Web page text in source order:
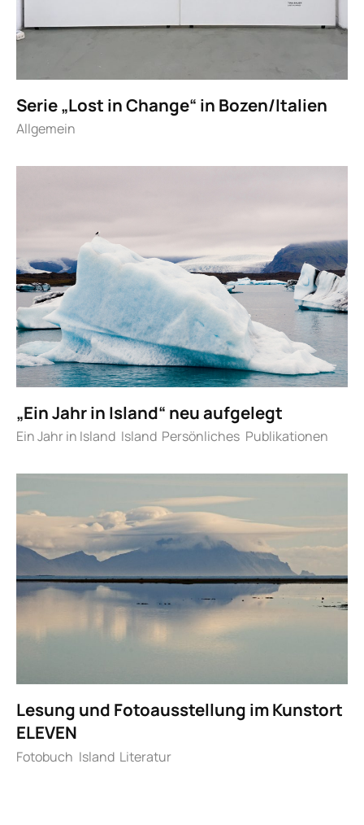
Serie „Lost in Change“ in Bozen/Italien
Allgemein
„Ein Jahr in Island“ neu aufgelegt
Ein Jahr in Island Island Persönliches Publikationen
Lesung und Fotoausstellung im Kunstort
ELEVEN
Fotobuch Island Literatur